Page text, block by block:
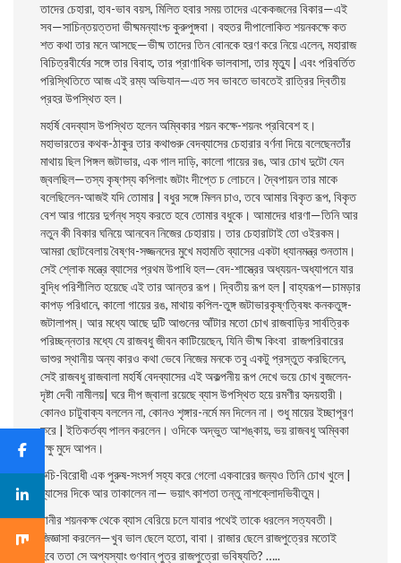
তাদের চেহারা, হাব-ভাব বয়স, মিলিত হবার সময়তাদের একেকজনের বিকার—এই
সব—সাচিন্তয়ত্তদা ভীষ্মমন্যাংশ্চ কুরুপুঙ্গবা। বহুতর দীপালােকিত শয়নকক্ষে কত
শত কথা তার মনে আসছে—ভীষ্ম তাদের তিন বােনকে হরণ করে নিয়ে এলেন, মহারাজ
বিচিত্রবীর্যের সঙ্গে তার বিবাহ, তার প্রাণাধিক ভালবাসা, তার মৃত্যু | এবং পরিবর্তিত
পরিস্থিতিতে আজ এই রম্য অভিযান—এত সব ভাবতে ভাবতেই রাত্রিরদ্বিতীয়
প্রহর উপস্থিত হল।
মহর্ষি বেদব্যাস উপস্থিত হলেন অম্বিকার শয়ন কক্ষে-শয়নং প্রবিবেশ হ।
মহাভারতেরকথক-ঠাকুর তার কথাগুরু বেদব্যাসের চেহারার বর্ণনা দিয়ে বলেছেনতাঁর
মাথায় ছিল পিঙ্গল জটাভার, এক গাল দাড়ি, কালাে গায়ের রঙ, আর চোখ দুটো যেন
জ্বলছিল—তস্য কৃষ্ণস্য কপিলাং জটাং দীপ্তে চ লােচনে। দ্বৈপায়ন তার মাকে
বলেছিলেন-আজই যদি তােমার | বধুর সঙ্গে মিলন চাও, তবে আমার বিকৃত রূপ, বিকৃত
বেশ আর গায়ের দুর্গন্ধ সহ্য করতে হবে তােমার বধুকে। আমাদের ধারণা—তিনি আর
নতুন কী বিকার ঘনিয়ে আনবেন নিজের চেহারায়। তার চেহারাটাই তাে ওইরকম।
আমরা ছােটবেলায় বৈষ্ণব-সজ্জনদের মুখে মহামতি ব্যাসের একটা ধ্যানমন্ত্র শুনতাম।
সেই শ্লোক মন্ত্রে ব্যাসের প্রথম উপাধি হল—বেদ-শাস্ত্রেরঅধ্যয়ন-অধ্যাপনে যার
বুদ্ধি পরিশীলিত হয়েছে এই তার আন্তর রূপ। দ্বিতীয় রূপ হল | বাহ্যরূপ—চামড়ার
কাপড় পরিধানে, কালাে গায়ের রঙ, মাথায় কপিল-তুঙ্গ জটাভারকৃষ্ণত্বিষং কনকতুঙ্গ-
জটালাপম্। আর মধ্যে আছে দুটি আগুনের আঁটার মতাে চোখরাজবাড়ির সার্বত্রিক
পরিচ্ছন্নতার মধ্যে যে রাজবধু জীবন কাটিয়েছেন, যিনি ভীষ্ম কিংবা রাজপরিবারের
ভাশুর স্থানীয় অন্য কারও কথা ভেবে নিজের মনকে তবু একটু প্রস্তুত করছিলেন,
সেই রাজবধু রাজবালা মহর্ষি বেদব্যাসের এই অকল্পনীয় রূপ দেখে ভয়ে চোখ বুজলেন-
দৃষ্টা দেবী নামীলয়| ঘরে দীপ জ্বালা রয়েছে ব্যাস উপস্থিত হয়ে রমণীর হৃদয়হারী।
কোনও চাটুবাক্য বললেন না, কোনও শৃঙ্গার-নর্মে মন দিলেন না। শুধু মায়ের ইচ্ছাপূরণ
করে | ইতিকর্তব্য পালন করলেন। ওদিকে অদ্ভুত আশঙ্কায়, ভয় রাজবধু অম্বিকা
চক্ষু মুদে আপন।
রুচি-বিরােধী এক পুরুষ-সংসর্গ সহ্য করে গেলো একবারের জন্যও তিনি চোখ খুলে |
ব্যাসের দিকে আর তাকালেন না— ভয়াৎ কাশতা তন্তু নাশক্লোদভিবীতুম।
রানীর শয়নকক্ষ থেকে ব্যাস বেরিয়ে চলে যাবার পথেই তাকে ধরলেন সত্যবতী।
জিজ্ঞাসা করলেন—খুব ভাল ছেলে হতাে, বাবা। রাজার ছেলে রাজপুত্রের মতােই
হবেততা সে অপ্যস্যাং গুণবান্ পুত্র রাজপুত্রো ভবিষ্যতি? …..